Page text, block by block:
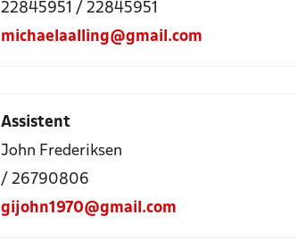
22845951 / 22845951
michaelaalling@gmail.com
Assistent
John Frederiksen
/ 26790806
gijohn1970@gmail.com